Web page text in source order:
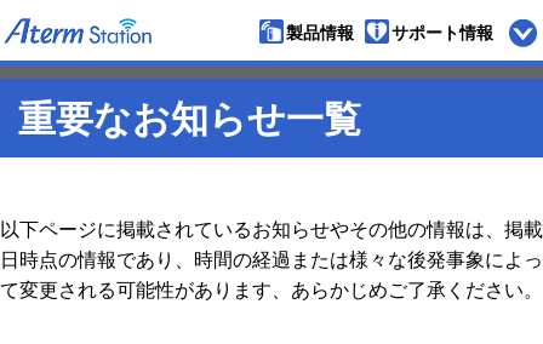
ー
製品情報 サポート情報
重要なお知らせ一覧
以下ページに掲載されているお知らせやその他の情報は、掲載
日時点の情報であり、時間の経過または様々な後発事象によっ
て変更される可能性があります、あらかじめご了承ください。